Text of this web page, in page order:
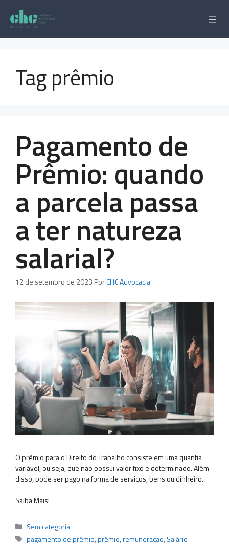
para
conteúdo
Tag prêmio
Pagamento de
Prêmio: quando
a parcela passa
a ter natureza
salarial?
12 de setembro de 2023 PorCHC Advocacia
O prêmio para o Direito do Trabalho consiste em uma quantia
variável, ou seja, que não possui valor fixo e determinado. Além
disso, pode ser pago na forma de serviços, bens ou dinheiro.
Saiba Mais!
Categorias
Sem categoria
Tags
pagamento de prêmio,prêmio,remuneração, Salário